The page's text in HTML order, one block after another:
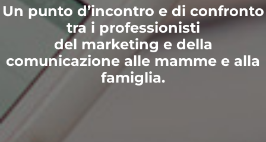
Un punto d’incontro e di confronto
tra i professionisti
del marketing e della
comunicazione alle mamme e alla
famiglia.